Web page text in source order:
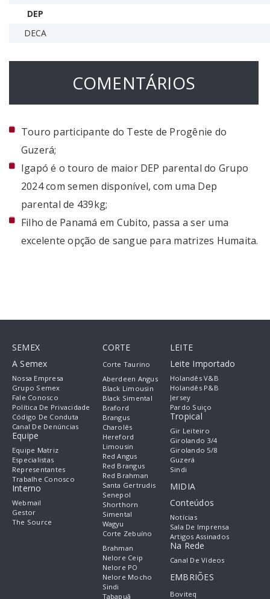
DEP
DECA
COMENTÁRIOS
Touro participante do Teste de Progênie do
Guzerá;
Igapó é o touro de maior DEP parental do Grupo
2024 com semen disponível, com uma Dep
parental de 439kg;
Filho de Panamá em Cubito, passa a ser uma
excelente opção de sangue para matrizes Humaita.
SEMEX
A Semex
Nossa Empresa
Grupo Semex
Fale Conosco
Política De Privacidade
Código De Conduta
Canal De Denúncias
Equipe
Equipe Matriz
Especialistas
Representantes
Trabalhe Conosco
Interno
Webmail
Gestor
The Source
CORTE
Corte Taurino
Aberdeen Angus
Black Limousin
Black Simental
Braford
Brangus
Charolês
Hereford
Limousin
Red Angus
Red Brangus
Red Brahman
Santa Gertrudis
Senepol
Shorthorn
Simental
Wagyu
Corte Zebuíno
Brahman
Nelore Ceip
Nelore PO
Nelore Mocho
Sindi
Tabapuã
LEITE
Leite Importado
Holandês V&B
Holandês P&B
Jersey
Pardo Suiço
Tropical
Gir Leiteiro
Girolando 3/4
Girolando 5/8
Guzerá
Sindi
MIDIA
Conteúdos
Notícias
Sala De Imprensa
Artigos Assinados
Na Rede
Canal De Vídeos
EMBRIÕES
Boviteq